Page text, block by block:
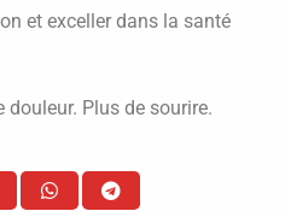
et exceller dans la santé
douleur. Plus de sourire.